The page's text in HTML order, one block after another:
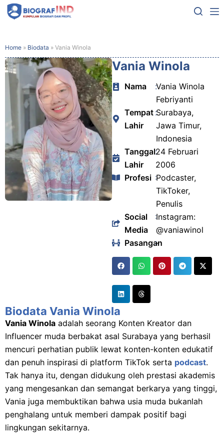
Home » Biodata » Vania Winola
Vania Winola
Nama :Vania Winola
Febriyanti
Tempat
Lahir
:Surabaya,
Jawa Timur,
Indonesia
Tanggal
Lahir
:24 Februari
2006
Profesi :Podcaster,
TikToker,
Penulis
Social
Media
:Instagram:
@vaniawinol
Pasangan
:-
Biodata Vania Winola
Vania Winola adalah seorang Konten Kreator dan
Influencer muda berbakat asal Surabaya yang berhasil
mencuri perhatian publik lewat konten-konten edukatif
dan penuh inspirasi di platform TikTok serta podcast.
Tak hanya itu, dengan didukung oleh prestasi akademis
yang mengesankan dan semangat berkarya yang tinggi,
Vania juga membuktikan bahwa usia muda bukanlah
penghalang untuk memberi dampak positif bagi
lingkungan sekitarnya.